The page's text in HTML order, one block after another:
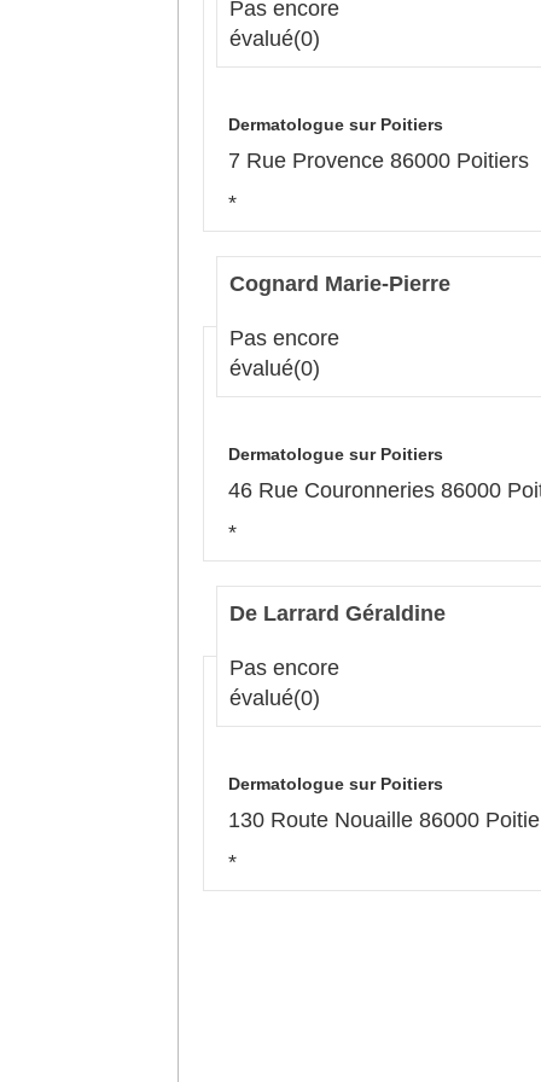
Pas encore
évalué(0)
Dermatologue sur Poitiers
7 Rue Provence 86000 Poitiers
*
Cognard Marie-Pierre
Pas encore
évalué(0)
Dermatologue sur Poitiers
46 Rue Couronneries 86000
*
De Larrard Géraldine
Pas encore
évalué(0)
Dermatologue sur Poitiers
130 Route Nouaille 86000
*